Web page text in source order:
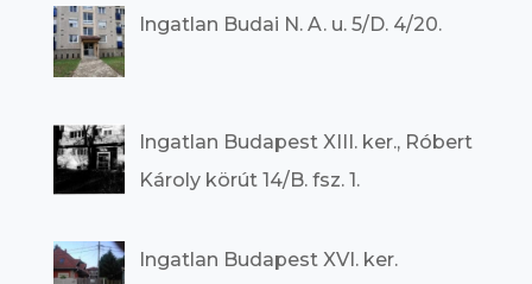
Ingatlan Budai N. A. u. 5/D. 4/20.
Ingatlan Budapest XIII. ker., Róbert
Károly körút 14/B. fsz. 1.
Ingatlan Budapest XVI. ker.